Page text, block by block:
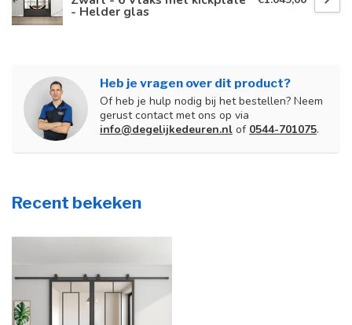
- Helder glas
Heb je vragen over dit product?
Of heb je hulp nodig bij het bestellen? Neem
gerust contact met ons op via
info@degelijkedeuren.nl of 0544-701075.
Recent bekeken